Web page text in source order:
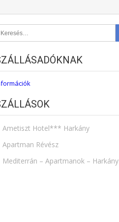
Ametiszt Hotel*** Harkány
Apartman Révész
Mediterrán – Apartmanok – Harkány